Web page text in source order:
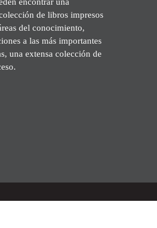
de libros impresos
del conocimiento,
a las más importantes
una extensa colección de